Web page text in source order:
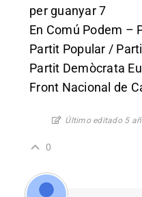
per guanyar 7
En Comú Podem –
Partit Popular /
Partit Demòcrata
Front Nacional de
Último editado 5
0